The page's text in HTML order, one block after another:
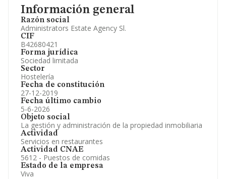
Información general
Razón social
Administrators Estate Agency Sl.
CIF
B42680421
Forma jurídica
Sociedad limitada
Sector
Hostelería
Fecha de constitución
27-12-2019
Fecha último cambio
5-6-2026
Objeto social
La gestión y administración de la propiedad inmobiliaria
Actividad
Servicios en restaurantes
Actividad CNAE
5612 - Puestos de comidas
Estado de la empresa
Viva
Información oficial y registral complementaria.